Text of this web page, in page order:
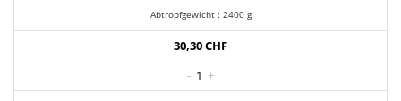
Abtropfgewicht : 2400 g
30,30 CHF
- 1 +